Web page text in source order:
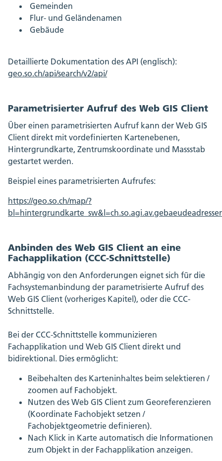
Gemeinden
Flur- und Geländenamen
Gebäude
Detaillierte Dokumentation des API (englisch):
geo.so.ch/api/search/v2/api/
Parametrisierter Aufruf des Web GIS Client
Über einen parametrisierten Aufruf kann der Web GIS
Client direkt mit vordefinierten Kartenebenen,
Hintergrundkarte, Zentrumskoordinate und Massstab
gestartet werden.
Beispiel eines parametrisierten Aufrufes:
https://geo.so.ch/map/?
Anbinden des Web GIS Client an eine
Fachapplikation (CCC-Schnittstelle)
Abhängig von den Anforderungen eignet sich für die
Fachsystemanbindung der parametrisierte Aufruf des
Web GIS Client (vorheriges Kapitel), oder die CCC-
Schnittstelle.
Bei der CCC-Schnittstelle kommunizieren
Fachapplikation und Web GIS Client direkt und
bidirektional. Dies ermöglicht:
Beibehalten des Karteninhaltes beim selektieren /
zoomen auf Fachobjekt.
Nutzen des Web GIS Client zum Georeferenzieren
(Koordinate Fachobjekt setzen /
Fachobjektgeometrie definieren).
Nach Klick in Karte automatisch die Informationen
zum Objekt in der Fachapplikation anzeigen.